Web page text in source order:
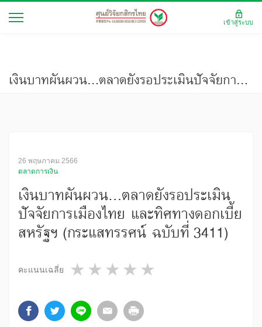
เงินบาทผันผวน...ตลาดยังรอประเมินปัจจัยการเมืองไทย และทิศทางดอกเบี้ยสหรัฐฯ (กระแสทรรศน์ ฉบับที่ 3411)
26 พฤษภาคม 2566
ตลาดการเงิน
เงินบาทผันผวน...ตลาดยังรอประเมิน
ปัจจัยการเมืองไทย และทิศทางดอกเบี้ย
สหรัฐฯ (กระแสทรรศน์ ฉบับที่ 3411)
คะแนนเฉลี่ย 4 stars
3 stars
2 stars
1 star
เข้าสู่ระบบ